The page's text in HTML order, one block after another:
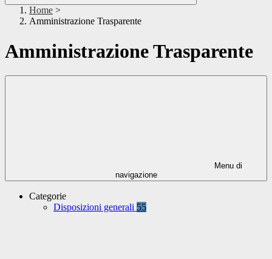
Home >
Amministrazione Trasparente
Amministrazione Trasparente
Menu di
navigazione
Categorie
Disposizioni generali 55